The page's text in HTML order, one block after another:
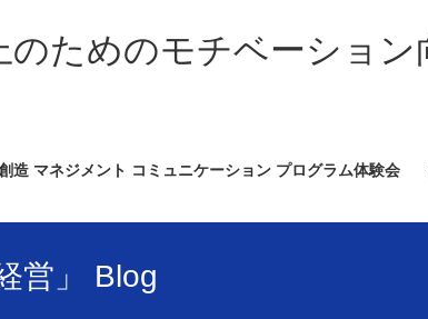
のためのモチベーション
造 マネジメント コミュニケーション プログラム体験会
営」 Blog